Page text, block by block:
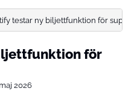
testar ny biljettfunktion för
för
2026